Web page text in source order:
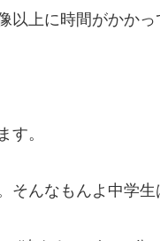
上に時間がかかっ
す。
そんなもんよ中学生